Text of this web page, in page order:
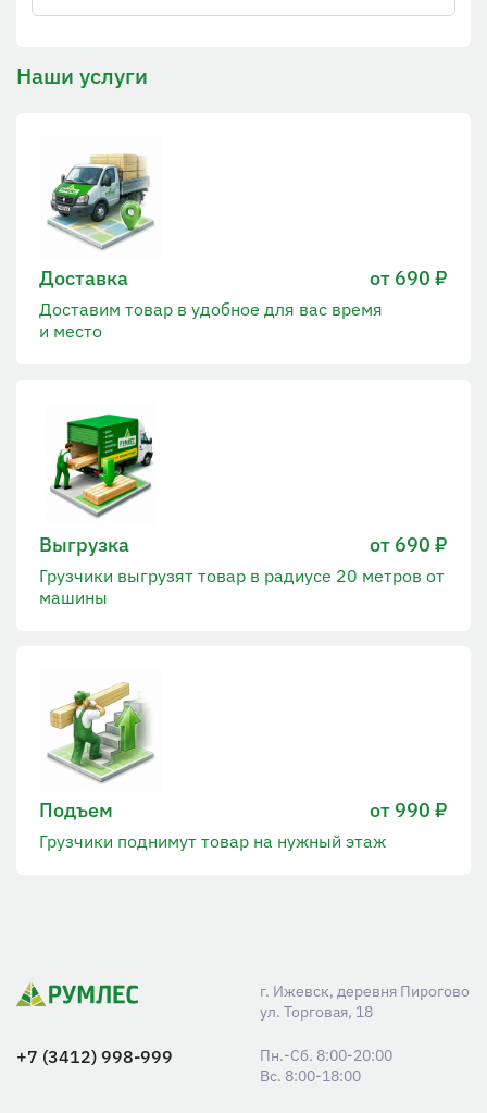
Наши услуги
Доставка от 690 ₽
Доставим товар в удобное для вас время
и место
Выгрузка от 690 ₽
Грузчики выгрузят товар в радиусе 20 метров от
машины
Подъем от 990 ₽
Грузчики поднимут товар на нужный этаж
г. Ижевск, деревня Пирогово
ул. Торговая, 18
+7 (3412) 998-999
Пн.-Сб. 8:00-20:00
Вс. 8:00-18:00